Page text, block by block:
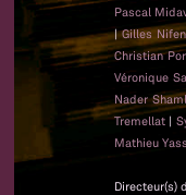
Pascal
|Gilles
Christian
Véronique
Nader
Tremellat |
Mathieu
Directeur(s)